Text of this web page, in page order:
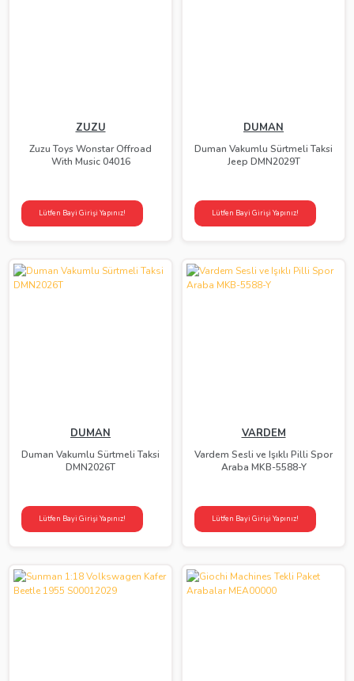
ZUZU
Zuzu Toys Wonstar Offroad
With Music 04016
Lütfen Bayi Girişi Yapınız!
DUMAN
Duman Vakumlu Sürtmeli Taksi
Jeep DMN2029T
Lütfen Bayi Girişi Yapınız!
DUMAN
Duman Vakumlu Sürtmeli Taksi
DMN2026T
Lütfen Bayi Girişi Yapınız!
VARDEM
Vardem Sesli ve Işıklı Pilli Spor
Araba MKB-5588-Y
Lütfen Bayi Girişi Yapınız!